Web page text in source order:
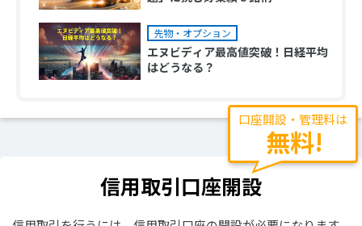
先物・オプション
エヌビディア最高値突破！日経平均
はどうなる？
口座開設・管理料は
無料!
信用取引口座開設